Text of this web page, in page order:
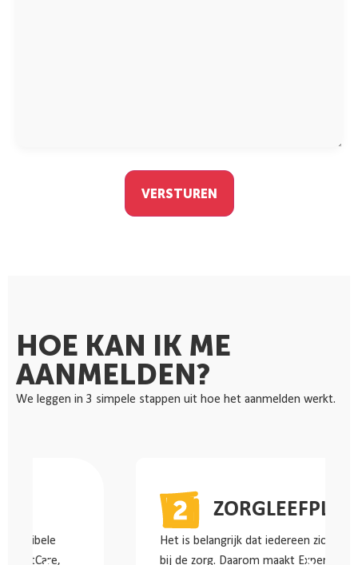
VERSTUREN
HOE KAN IK ME
AANMELDEN?
We leggen in 3 simpele stappen uit hoe het aanmelden werkt.
ZORGLEEFPLAN
Het is belangrijk dat iedereen zich prettig voelt
bij de zorg. Daarom maakt ExpertCare, samen